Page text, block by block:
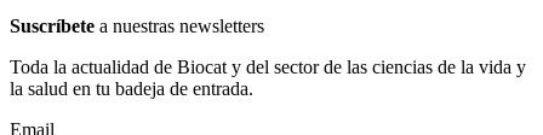
Suscríbete a nuestras newsletters
Toda la actualidad de Biocat y del sector de las ciencias de la vida y
la salud en tu badeja de entrada.
Email